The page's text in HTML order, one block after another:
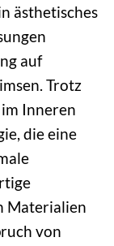
ästhetisches
auf
Trotz
Inneren
die eine
Materialien
von